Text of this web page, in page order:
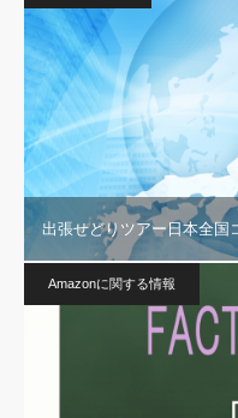
出張せどりツアー日本全国
Amazonに関する情報